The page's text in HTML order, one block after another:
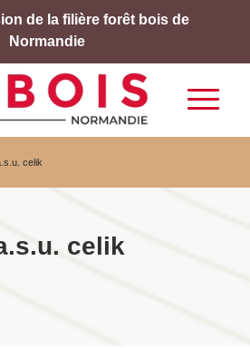
de la filière forêt bois de
Normandie
celik
celik